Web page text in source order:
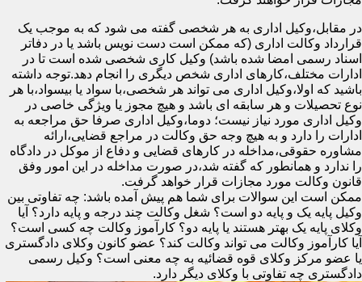
در مقابل،وکیل اداری به هر شخصی گفته می شود که به موجب یک
قرارداد وکالت اداری (که ممکن است دست نویس باشد یا در دفاتر
اسناد رسمی امضا شده باشد) وکیل کاری شخصی شده است تا در
ادارات مختلف،کارهای اداری شخص دیگری را انجام دهد.توجه داشته
باشید که اولا،وکیل اداری می تواند هر شخصی،با سواد یا بیسواد،با هر
نوع تحصیلات و هر سابقه ای باشد و هیچ مجوز یا ویژگی خاصی در
وکیل اداری مورد نیاز نیست؛ دوما،وکیل اداری صرفا حق مراجعه به
ادارات را دارد و به هیچ وجه حق وکالت در مراجع قضایی،ارائه
مشاوره حقوقی،مداخله در کارهای قضایی و دفاع از موکل در دادگاه
را ندارد و همانطور که گفته شد،در صورت مداخله در این امور وفق
قانون وکالت مورد مجازات قرار خواهد گرفت.
ممکن است این سوالات برای شما هم پیش آمده باشد: چه تفاوتی بین
وکیل پایه یک و پایه دو است؟ شغل وکالت چند درجه و پایه دارد؟ آیا
وکلای پایه یک بهتر هستند یا پایه دو؟ کارآموز وکالت چه کسی است؟
آیا کارآموز وکالت می تواند وکالت کند؟ عضو کانون وکلای دادگستری
یا عضو مرکز وکلای قوه قضائیه به چه معنی است؟ وکیل رسمی
دادگستری چه تفاوتی با وکلای دیگر دارد.